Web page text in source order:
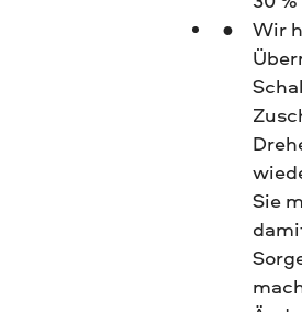
Wir
Sie